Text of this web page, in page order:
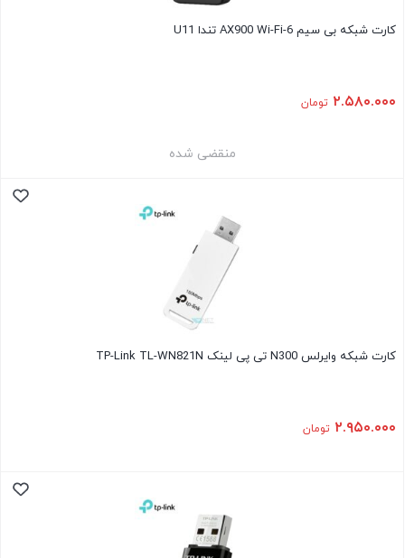
کارت شبکه بی سیم AX900 Wi-Fi-6 تندا U11
۲.۵۸۰.۰۰۰ تومان
منقضی شده
کارت شبکه وایرلس N300 تی پی لینک TP-Link TL-WN821N
۲.۹۵۰.۰۰۰ تومان